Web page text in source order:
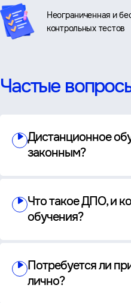
Неограниченная и
контрольных тестов
Частые
Дистанционное
законным?
Что такое ДПО, и
обучения?
Потребуется ли
лично?